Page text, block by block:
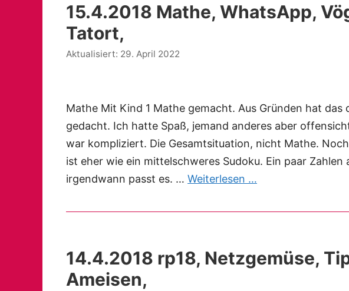
15.4.2018 Mathe, WhatsApp,
Tatort,
29. April 2022
Mathe Mit Kind 1 Mathe gemacht. Aus Gründen hat das
gedacht. Ich hatte Spaß, jemand anderes aber
war kompliziert. Die Gesamtsituation, nicht Mathe.
ist eher wie ein mittelschweres Sudoku. Ein paar
irgendwann passt es. … Weiterlesen …
14.4.2018 rp18, Netzgemüse,
Ameisen,